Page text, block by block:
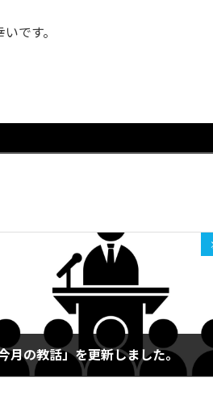
です。
月の教話」を更新しました。